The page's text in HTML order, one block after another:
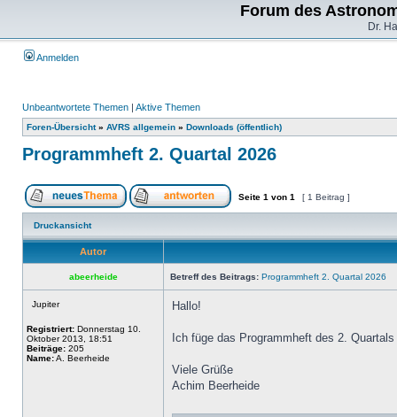
Forum des
Dr.
Anmelden
Unbeantwortete Themen | Aktive Themen
Foren-Übersicht» AVRS allgemein » Downloads (öffentlich)
Programmheft 2. Quartal 2026
Seite 1 von 1 [ 1 Beitrag ]
Druckansicht
Autor
abeerheide Betreff des Beitrags: Programmheft 2. Quartal 2026
Jupiter
Registriert: Donnerstag 10.
Oktober 2013, 18:51
Beiträge: 205
Name:A. Beerheide
Hallo!
Ich füge das Programmheft des 2.
Viele Grüße
Achim Beerheide